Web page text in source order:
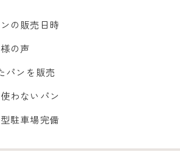
の販売日時
の声
パンを販売
わないパン
駐車場完備